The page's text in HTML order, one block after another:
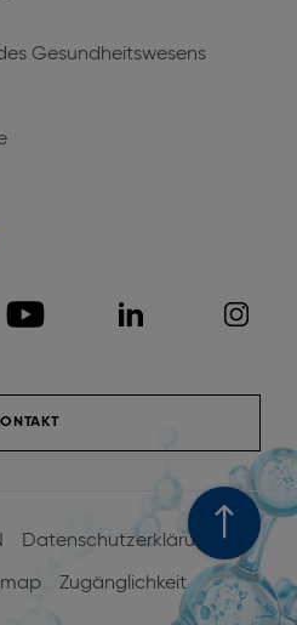
Gesundheitswesens
Datenschutzerklärung
Zugänglichkeit